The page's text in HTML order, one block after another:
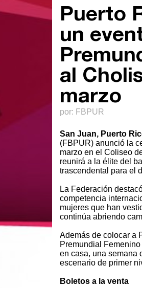
Puerto
un
al
marzo
por: FBPUR
San Juan, Puerto
(FBPUR) anunció la
marzo en el Coliseo
reunirá a la élite del
trascendental para el
La Federación
competencia
mujeres que han
continúa abriendo
Además de colocar a
Premundial
en casa, una semana
escenario de primer
Boletos a la venta